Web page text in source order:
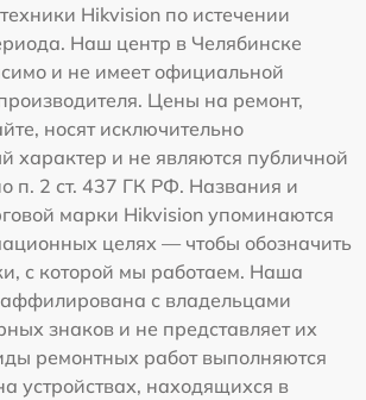
Hikvision по истечении
Наш центр в Челябинске
и не имеет официальной
Цены на ремонт,
носят исключительно
характер и не являются публичной
п. 2 ст. 437 ГК РФ. Названия и
марки Hikvision упоминаются
целях — чтобы обозначить
с которой мы работаем. Наша
с владельцами
знаков и не представляет их
ремонтных работ выполняются
устройствах, находящихся в